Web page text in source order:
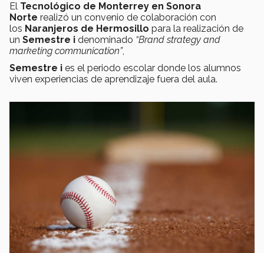
El Tecnológico de Monterrey en Sonora
Norte realizó un convenio de colaboración con
los Naranjeros de Hermosillo para la realización de
un Semestre i denominado “Brand strategy and
marketing communication”,
Semestre i es el periodo escolar donde los alumnos
viven experiencias de aprendizaje fuera del aula.